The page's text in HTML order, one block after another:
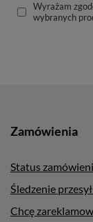
Wyrażam
wybranych
Zamówienia
Status
Śledzenie
Chcę